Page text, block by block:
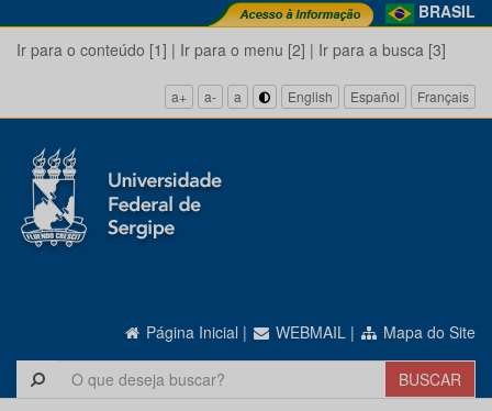
BRASIL
Ir para o conteúdo [1] | Ir para o menu [2] | Ir para a busca [3]
a+ a- a English Español Français
Página Inicial | WEBMAIL | Mapa do Site